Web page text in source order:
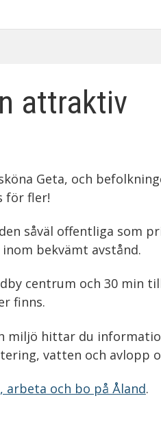
attraktiv
Geta, och
för fler!
såväl offentliga som
bekvämt avstånd.
centrum och 30 min
finns.
miljö hittar du
vatten och avlopp
och bo på Åland.